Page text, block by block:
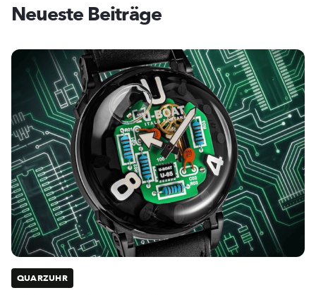
Neueste Beiträge
QUARZUHR